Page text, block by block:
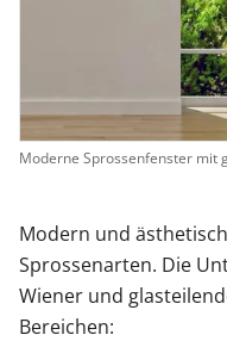
Moderne Sprossenfenster mit
Modern und
Sprossenarten. Die
Wiener und
Bereichen: